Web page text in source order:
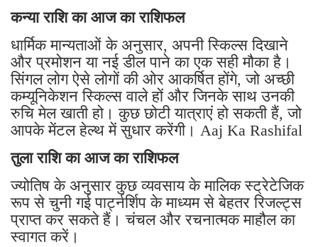
कन्या राशि का आज का राशिफल
धार्मिक मान्यताओं के अनुसार, अपनी स्किल्स दिखाने
और प्रमोशन या नई डील पाने का एक सही मौका है।
सिंगल लोग ऐसे लोगों की ओर आकर्षित होंगे, जो अच्छी
कम्यूनिकेशन स्किल्स वाले हों और जिनके साथ उनकी
रुचि मेल खाती हो। कुछ छोटी यात्राएं हो सकती हैं, जो
आपके मेंटल हेल्थ में सुधार करेंगी। Aaj Ka Rashifal
तुला राशि का आज का राशिफल
ज्योतिष के अनुसार कुछ व्यवसाय के मालिक स्ट्रेटेजिक
रूप से चुनी गई पार्ट्नर्शिप के माध्यम से बेहतर रिजल्ट्स
प्राप्त कर सकते हैं। चंचल और रचनात्मक माहौल का
स्वागत करें।